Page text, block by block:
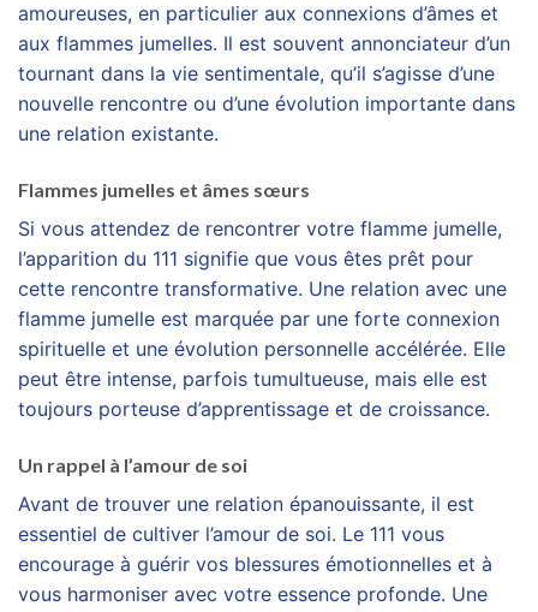
amoureuses, en particulier aux connexions d’âmes et
aux flammes jumelles. Il est souvent annonciateur d’un
tournant dans la vie sentimentale, qu’il s’agisse d’une
nouvelle rencontre ou d’une évolution importante dans
une relation existante.
Flammes jumelles et âmes sœurs
Si vous attendez de rencontrer votre flamme jumelle,
l’apparition du 111 signifie que vous êtes prêt pour
cette rencontre transformative. Une relation avec une
flamme jumelle est marquée par une forte connexion
spirituelle et une évolution personnelle accélérée. Elle
peut être intense, parfois tumultueuse, mais elle est
toujours porteuse d’apprentissage et de croissance.
Un rappel à l’amour de soi
Avant de trouver une relation épanouissante, il est
essentiel de cultiver l’amour de soi. Le 111 vous
encourage à guérir vos blessures émotionnelles et à
vous harmoniser avec votre essence profonde. Une